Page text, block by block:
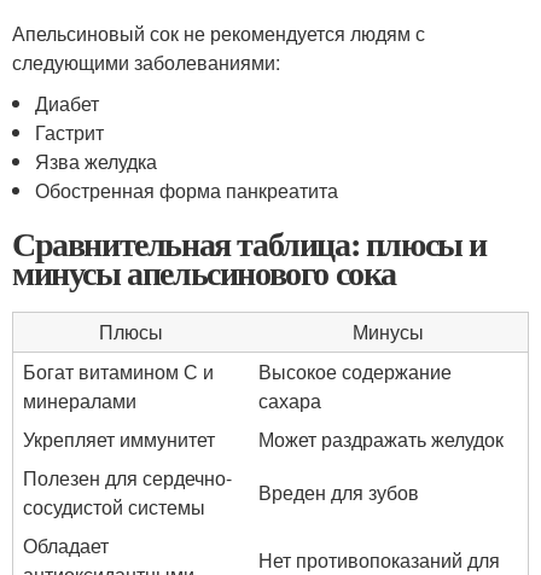
Апельсиновый сок не рекомендуется людям с
следующими заболеваниями:
Диабет
Гастрит
Язва желудка
Обостренная форма панкреатита
Сравнительная таблица: плюсы и
минусы апельсинового сока
Плюсы
Минусы
Богат витамином С и
минералами
Высокое содержание
сахара
Укрепляет иммунитет
Может раздражать желудок
Полезен для сердечно-
сосудистой системы
Вреден для зубов
Обладает
Нет противопоказаний для